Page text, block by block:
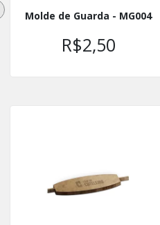
Molde de Guarda - MG004
R$2,50